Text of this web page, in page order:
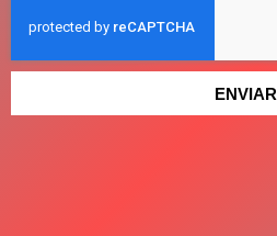
ENVIAR